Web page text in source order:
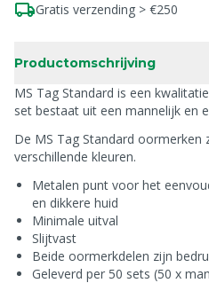
Gratis verzending > €250
Productomschrijving
MS Tag Standard is een
set bestaat uit een mannelijk en
De MS Tag Standard oormerken
verschillende kleuren.
Metalen punt voor het
en dikkere huid
Minimale uitval
Slijtvast
Beide oormerkdelen zijn
Geleverd per 50 sets (50 x